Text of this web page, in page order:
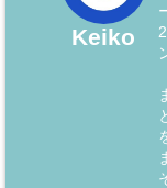
Keiko